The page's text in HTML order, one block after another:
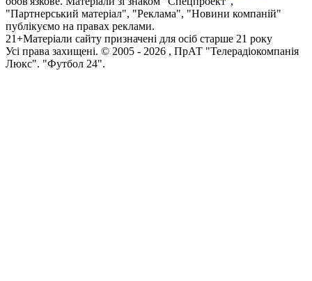
"Партнерський матеріал", "Реклама", "Новини компаній"
публікуємо на правах реклами.
21+Матеріали сайту призначені для осіб старше 21 року
Усi права захищенi. © 2005 - 2026 , ПрАТ "Телерадіокомпанія
Люкс". "Футбол 24".